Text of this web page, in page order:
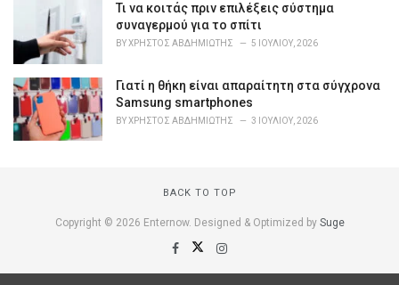
Τι να κοιτάς πριν επιλέξεις σύστημα
συναγερμού για το σπίτι
BYΧΡΉΣΤΟΣ ΑΒΔΗΜΙΏΤΗΣ 5 ΙΟΥΛΊΟΥ, 2026
Γιατί η θήκη είναι απαραίτητη στα σύγχρονα
Samsung smartphones
BYΧΡΉΣΤΟΣ ΑΒΔΗΜΙΏΤΗΣ 3 ΙΟΥΛΊΟΥ, 2026
BACK TO TOP
Copyright © 2026 Enternow. Designed & Optimized by Suge